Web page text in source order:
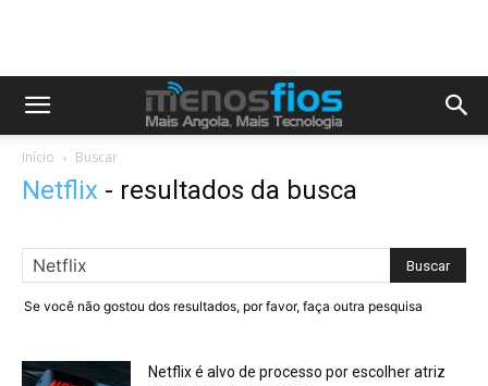
Início Buscar
Netflix - resultados da busca
Se você não gostou dos resultados, por favor, faça outra pesquisa
Netflix é alvo de processo por escolher atriz